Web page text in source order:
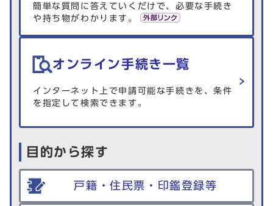
簡単な質問に答えていくだけで、必要な手続き
や持ち物がわかります。
オンライン手続き一覧
インターネット上で申請可能な手続きを、条件
を指定して検索できます。
目的から探す
戸籍・住民票・印鑑登録等